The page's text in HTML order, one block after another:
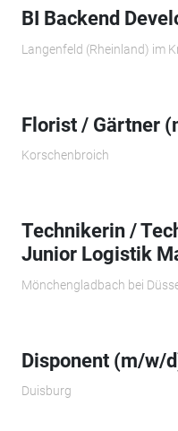
BI Backend
Langenfeld (Rheinland) im
Florist / Gärtner
Korschenbroich
Technikerin /
Junior Logistik
Mönchengladbach bei
Disponent (m/w/
Duisburg